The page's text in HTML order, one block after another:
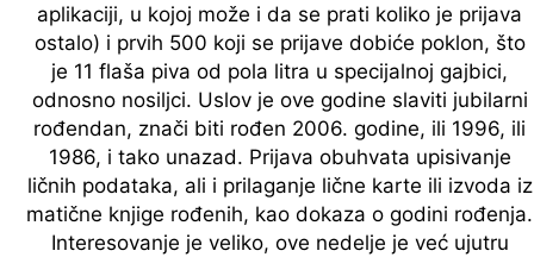
aplikaciji, u kojoj može i da se prati koliko je prijava
ostalo) i prvih 500 koji se prijave dobiće poklon, što
je 11 flaša piva od pola litra u specijalnoj gajbici,
odnosno nosiljci. Uslov je ove godine slaviti jubilarni
rođendan, znači biti rođen 2006. godine, ili 1996, ili
1986, i tako unazad. Prijava obuhvata upisivanje
ličnih podataka, ali i prilaganje lične karte ili izvoda iz
matične knjige rođenih, kao dokaza o godini rođenja.
Interesovanje je veliko, ove nedelje je već ujutru